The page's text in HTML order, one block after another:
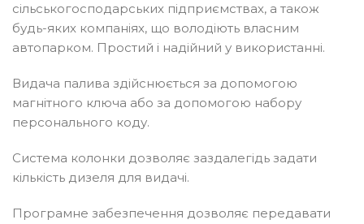
сільськогосподарських підприємствах, а також
будь-яких компаніях, що володіють власним
автопарком. Простий і надійний у використанні.
Видача палива здійснюється за допомогою
магнітного ключа або за допомогою набору
персонального коду.
Система колонки дозволяє заздалегідь задати
кількість дизеля для видачі.
Програмне забезпечення дозволяє передавати